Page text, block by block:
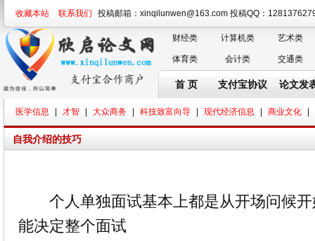
收藏本站 联系我们 投稿邮箱：xinqilunwen@163.com 投稿QQ：
财经类 计算机类 艺术类
体育类 会计类 交通类
首 页 支付宝协议 论文发
医学信息 才智 大众商务 科技致富向导 现代经济信息 商业文化
自我介绍的技巧
个人单独面试基本上都是从开场问候开
能决定整个面试